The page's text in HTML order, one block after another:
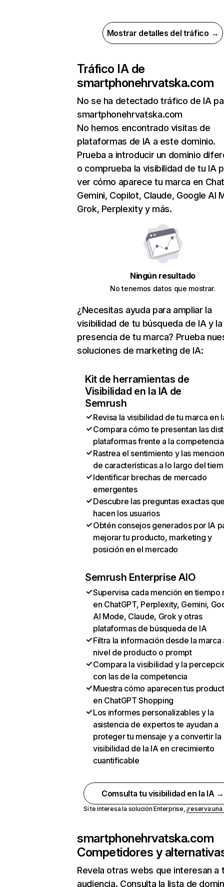
Mostrar detalles del tráfico →
Tráfico IA de
smartphonehrvatska.com
No se ha detectado tráfico de IA
smartphonehrvatska.com
No hemos encontrado visitas de
plataformas de IA a este dominio.
Prueba a introducir un dominio
o comprueba la visibilidad de tu IA
ver cómo aparece tu marca en
Gemini, Copilot, Claude, Google AI
Grok, Perplexity y más.
Ningún resultado
No tenemos datos que mostrar.
¿Necesitas ayuda para ampliar la
visibilidad de tu búsqueda de IA y la
presencia de tu marca? Prueba
soluciones de marketing de IA:
Kit de herramientas de
Visibilidad en la IA de
Semrush
Revisa la visibilidad de tu marca en
Compara cómo te presentan las
plataformas frente a la competencia
Rastrea el sentimiento y las
de características a lo largo del
Identificar brechas de mercado
emergentes
Descubre las preguntas exactas
hacen los usuarios
Obtén consejos generados por IA
mejorar tu producto, marketing y
posición en el mercado
Semrush Enterprise AIO
Supervisa cada mención en tiempo
en ChatGPT, Perplexity, Gemini,
AI Mode, Claude, Grok y otras
plataformas de búsqueda de IA
Filtra la información desde la marca
nivel de producto o prompt
Compara la visibilidad y la
con las de la competencia
Muestra cómo aparecen tus
en ChatGPT Shopping
Los informes personalizables y la
asistencia de expertos te ayudan a
proteger tu mensaje y a convertir la
visibilidad de la IA en crecimiento
cuantificable
Comsulta tu visibilidad en la IA →
Si te interesa la solución Enterprise,¡reserva
smartphonehrvatska.com
Competidores y
Revela otras webs que interesan a
audiencia. Consulta la lista de